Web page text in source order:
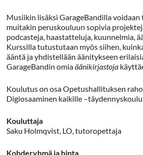
Musiikin lisäksi GarageBandilla voidaan
muitakin peruskouluun sopivia
podcasteja, haastatteluja, kuunnelmia,
Kurssilla tutustutaan myös siihen,
ääntä ja yhdistellään äänitykseen
GarageBandin omiaäänikirjastoja
Koulutus on osa Opetushallituksen
Digiosaaminen kaikille
Kouluttaja
Saku Holmqvist, LO, tutoropettaja
Kohderyhmä ja hinta